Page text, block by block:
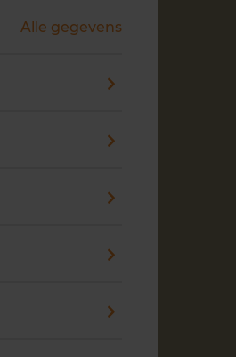
Alle gegevens